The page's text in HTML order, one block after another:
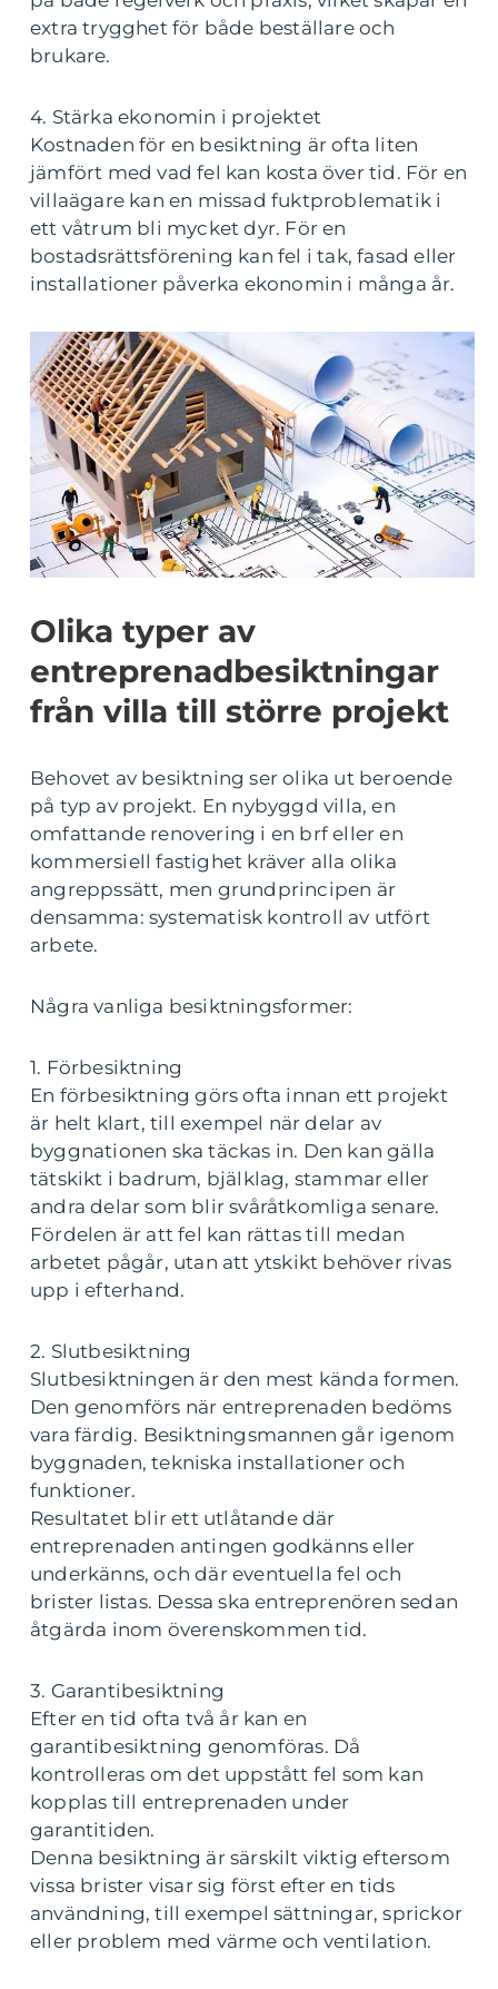
extra trygghet för både beställare och
brukare.
4. Stärka ekonomin i projektet
Kostnaden för en besiktning är ofta liten
jämfört med vad fel kan kosta över tid. För en
villaägare kan en missad fuktproblematik i
ett våtrum bli mycket dyr. För en
bostadsrättsförening kan fel i tak, fasad eller
installationer påverka ekonomin i många år.
Olika typer av
entreprenadbesiktningar
från villa till större projekt
Behovet av besiktning ser olika ut beroende
på typ av projekt. En nybyggd villa, en
omfattande renovering i en brf eller en
kommersiell fastighet kräver alla olika
angreppssätt, men grundprincipen är
densamma: systematisk kontroll av utfört
arbete.
Några vanliga besiktningsformer:
1. Förbesiktning
En förbesiktning görs ofta innan ett projekt
är helt klart, till exempel när delar av
byggnationen ska täckas in. Den kan gälla
tätskikt i badrum, bjälklag, stammar eller
andra delar som blir svåråtkomliga senare.
Fördelen är att fel kan rättas till medan
arbetet pågår, utan att ytskikt behöver rivas
upp i efterhand.
2. Slutbesiktning
Slutbesiktningen är den mest kända formen.
Den genomförs när entreprenaden bedöms
vara färdig. Besiktningsmannen går igenom
byggnaden, tekniska installationer och
funktioner.
Resultatet blir ett utlåtande där
entreprenaden antingen godkänns eller
underkänns, och där eventuella fel och
brister listas. Dessa ska entreprenören sedan
åtgärda inom överenskommen tid.
3. Garantibesiktning
Efter en tid ofta två år kan en
garantibesiktning genomföras. Då
kontrolleras om det uppstått fel som kan
kopplas till entreprenaden under
garantitiden.
Denna besiktning är särskilt viktig eftersom
vissa brister visar sig först efter en tids
användning, till exempel sättningar, sprickor
eller problem med värme och ventilation.